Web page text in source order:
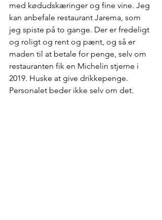
med kødudskæringer og fine vine. Jeg
kan anbefale restaurant Jarema, som
jeg spiste på to gange. Der er fredeligt
og roligt og rent og pænt, og så er
maden til at betale for penge, selv om
restauranten fik en Michelin stjerne i
2019. Huske at give drikkepenge.
Personalet beder ikke selv om det.